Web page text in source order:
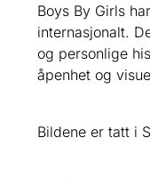
Boys By Girls
internasjonalt.
og personlige
åpenhet og
Bildene er tatt i